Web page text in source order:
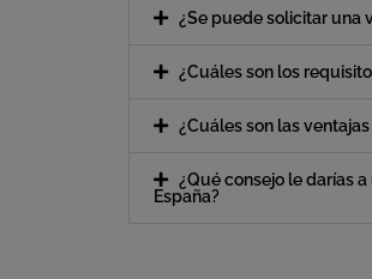
¿Se puede solicitar una
¿Cuáles son los
¿Cuáles son las
¿Qué consejo le darías
España?